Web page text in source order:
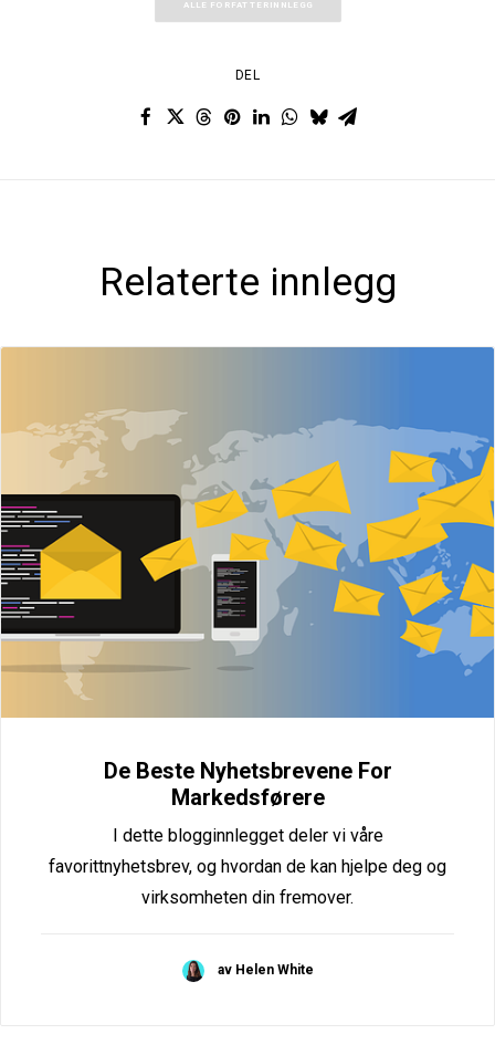
ALLE FORFATTERINNLEGG
DEL
Relaterte innlegg
De Beste Nyhetsbrevene For
Markedsførere
I dette blogginnlegget deler vi våre
favorittnyhetsbrev, og hvordan de kan hjelpe deg og
virksomheten din fremover.
av Helen White